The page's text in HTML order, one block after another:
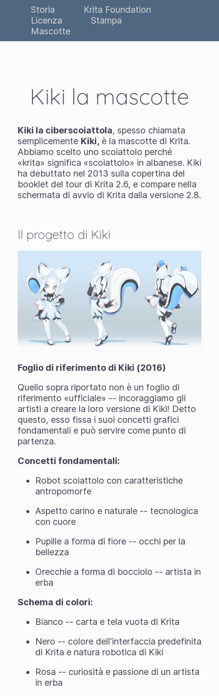
Storia
Krita Foundation
Licenza
Stampa
Mascotte
Kiki la mascotte
Kiki la ciberscoiattola, spesso chiamata
semplicemente Kiki,è la mascotte di Krita.
Abbiamo scelto uno scoiattolo perché
«krita» significa «scoiattolo» in albanese. Kiki
ha debuttato nel 2013 sulla copertina del
booklet del tour di Krita 2.6, e compare nella
schermata di avvio di Krita dalla versione 2.8.
Il progetto di Kiki
Foglio di riferimento di Kiki (2016)
Quello sopra riportato non è un foglio di
riferimento «ufficiale» -- incoraggiamo gli
artisti a creare la loro versione di Kiki! Detto
questo, esso fissa i suoi concetti grafici
fondamentali e può servire come punto di
partenza.
Concetti fondamentali:
Robot scoiattolo con caratteristiche
antropomorfe
Aspetto carino e naturale -- tecnologica
con cuore
Pupille a forma di fiore -- occhi per la
bellezza
Orecchie a forma di bocciolo -- artista in
erba
Schema di colori:
Bianco -- carta e tela vuota di Krita
Nero -- colore dell'interfaccia predefinita
di Krita e natura robotica di Kiki
Rosa -- curiosità e passione di un artista
in erba